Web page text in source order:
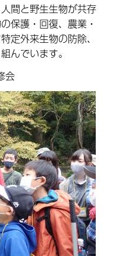
間と野生生物が共存
保護・回復、農業・
定外来生物の防除、
んでいます。
会